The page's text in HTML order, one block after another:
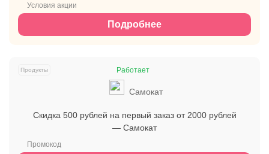
Подробнее
Работает
Самокат
Скидка 500 рублей на первый заказ от 2000 рублей
— Самокат
Продукты